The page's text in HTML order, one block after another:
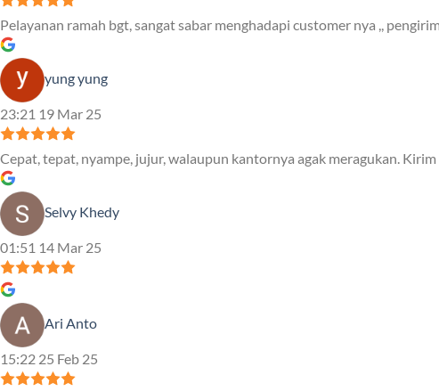
Pelayanan ramah bgt, sangat sabar menghadapi customer nya ,,
yung yung
23:21 19 Mar 25
Cepat, tepat, nyampe, jujur, walaupun kantornya agak meragukan.
Selvy Khedy
01:51 14 Mar 25
Ari Anto
15:22 25 Feb 25